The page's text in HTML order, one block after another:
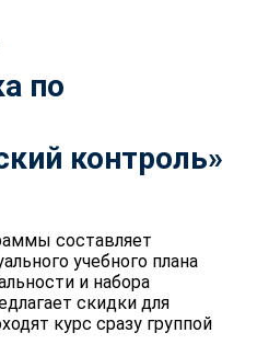
по
контроль»
составляет
учебного плана
и набора
скидки для
курс сразу группой